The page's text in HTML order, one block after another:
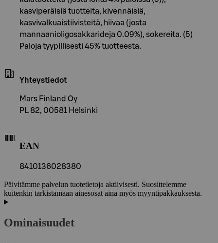
kasviperäisiä tuotteita, kivennäisiä,
kasvivalkuaistiivisteitä, hiivaa (josta
mannaanioligosakkarideja 0.09%), sokereita. (5)
Paloja tyypillisesti 45% tuotteesta.
Yhteystiedot
Mars Finland Oy
PL 82, 00581 Helsinki
EAN
8410136028380
Päivitämme palvelun tuotetietoja aktiivisesti. Suosittelemme
kuitenkin tarkistamaan ainesosat aina myös myyntipakkauksesta.
Ominaisuudet